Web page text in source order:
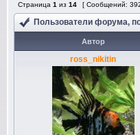
Страница 1 из 14 [ Сообщений:
Пользователи форума,
Автор
ross_nikitin